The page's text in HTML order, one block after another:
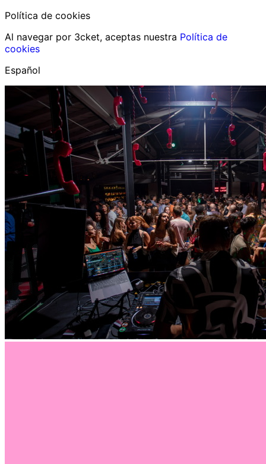
Política de cookies
Al navegar por 3cket, aceptas nuestra Política de
cookies
Español